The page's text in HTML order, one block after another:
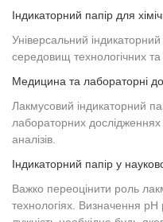
Індикаторний папір для
Універсальний
середовищ технологічних
Медицина та лабораторні
Лакмусовий індикаторний
лабораторних
аналізів.
Індикаторний папір у
Важко переоцінити роль
технологіях. Визначення рН